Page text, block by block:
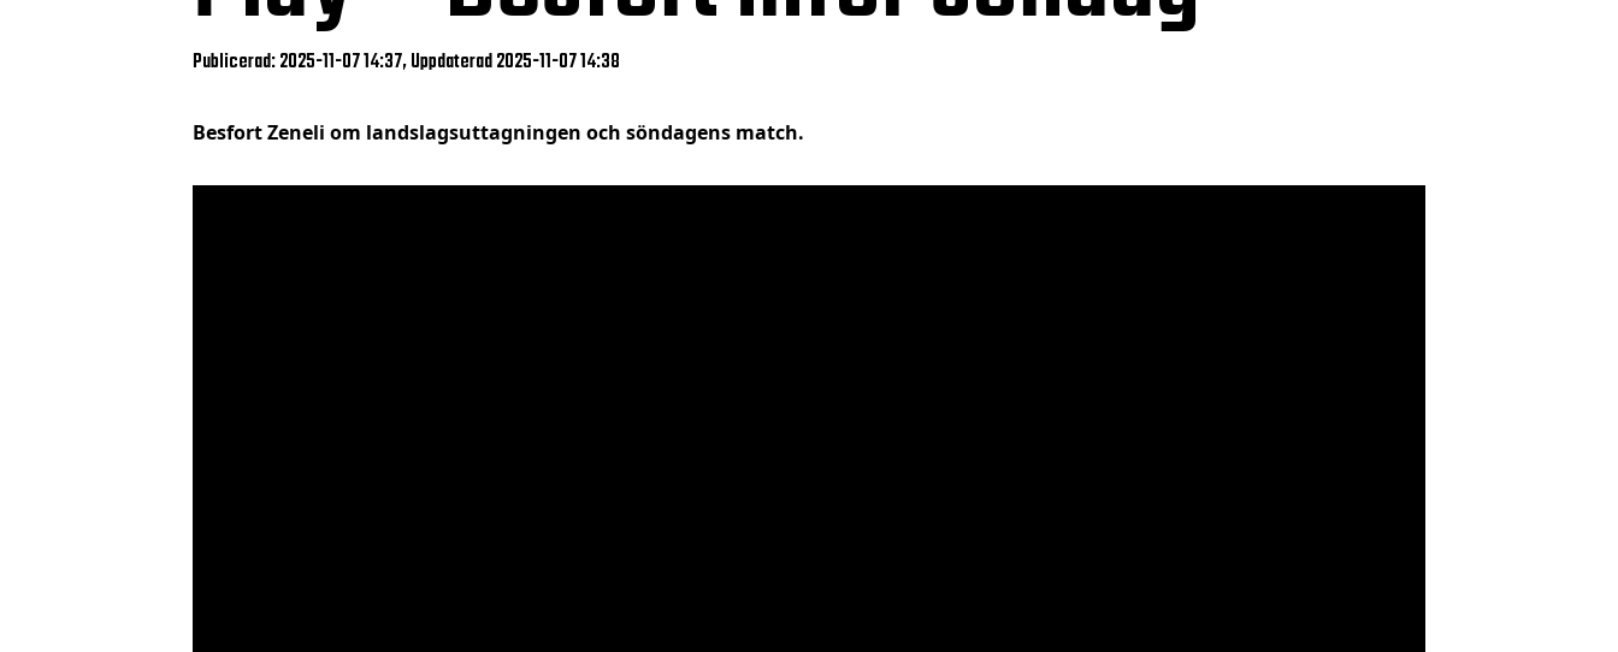
Publicerad: 2025-11-07 14:37, Uppdaterad 2025-11-07 14:38
Besfort Zeneli om landslagsuttagningen och söndagens match.